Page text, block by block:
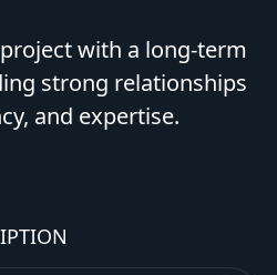
with a long-term
strong relationships
and expertise.